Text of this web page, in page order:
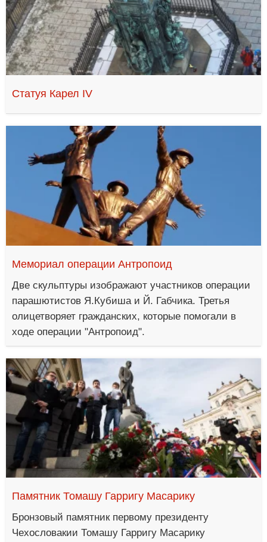
Статуя Карел IV
Мемориал операции Антропоид
Две скульптуры изображают участников операции
парашютистов Я.Кубиша и Й. Габчика. Третья
олицетворяет гражданских, которые помогали в
ходе операции "Антропоид".
Памятник Томашу Гарригу Масарику
Бронзовый памятник первому президенту
Чехословакии Томашу Гарригу Масарику